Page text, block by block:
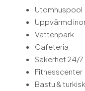
Utomhuspool
Uppvärmd
Vattenpark
Cafeteria
Säkerhet 24/7
Fitnesscenter
Bastu &